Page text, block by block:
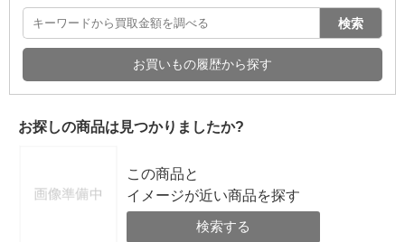
検索
お買いもの履歴から探す
お探しの商品は見つかりましたか?
この商品と
イメージが近い商品を探す
検索する